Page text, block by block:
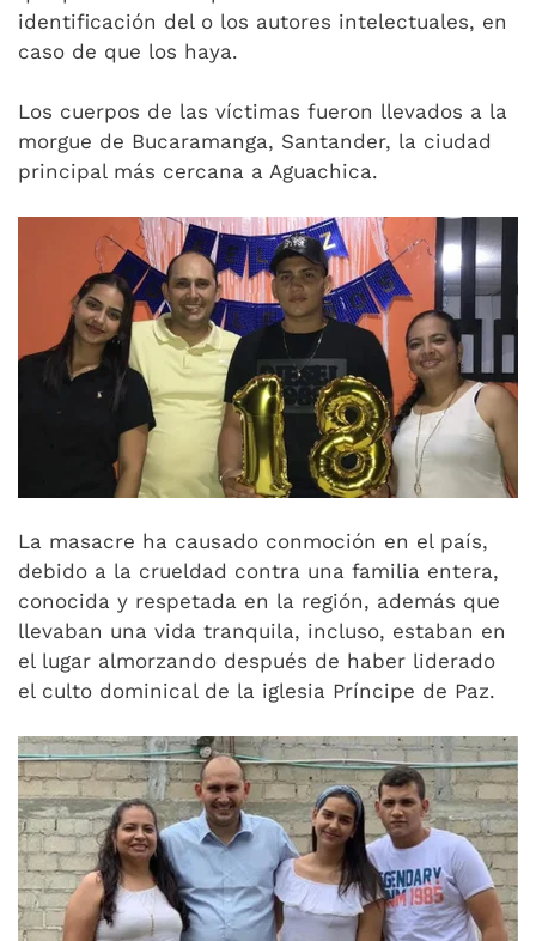
identificación del o los autores intelectuales, en
caso de que los haya.
Los cuerpos de las víctimas fueron llevados a la
morgue de Bucaramanga, Santander, la ciudad
principal más cercana a Aguachica.
La masacre ha causado conmoción en el país,
debido a la crueldad contra una familia entera,
conocida y respetada en la región, además que
llevaban una vida tranquila, incluso, estaban en
el lugar almorzando después de haber liderado
el culto dominical de la iglesia Príncipe de Paz.